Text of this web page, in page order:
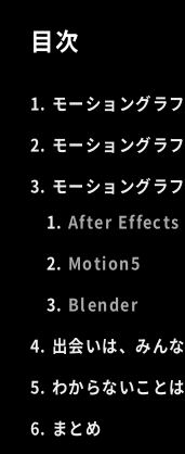
目次
モーショングラ
モーショングラ
モーショングラ
After Effects
Motion5
Blender
出会いは、みん
わからないこと
まとめ